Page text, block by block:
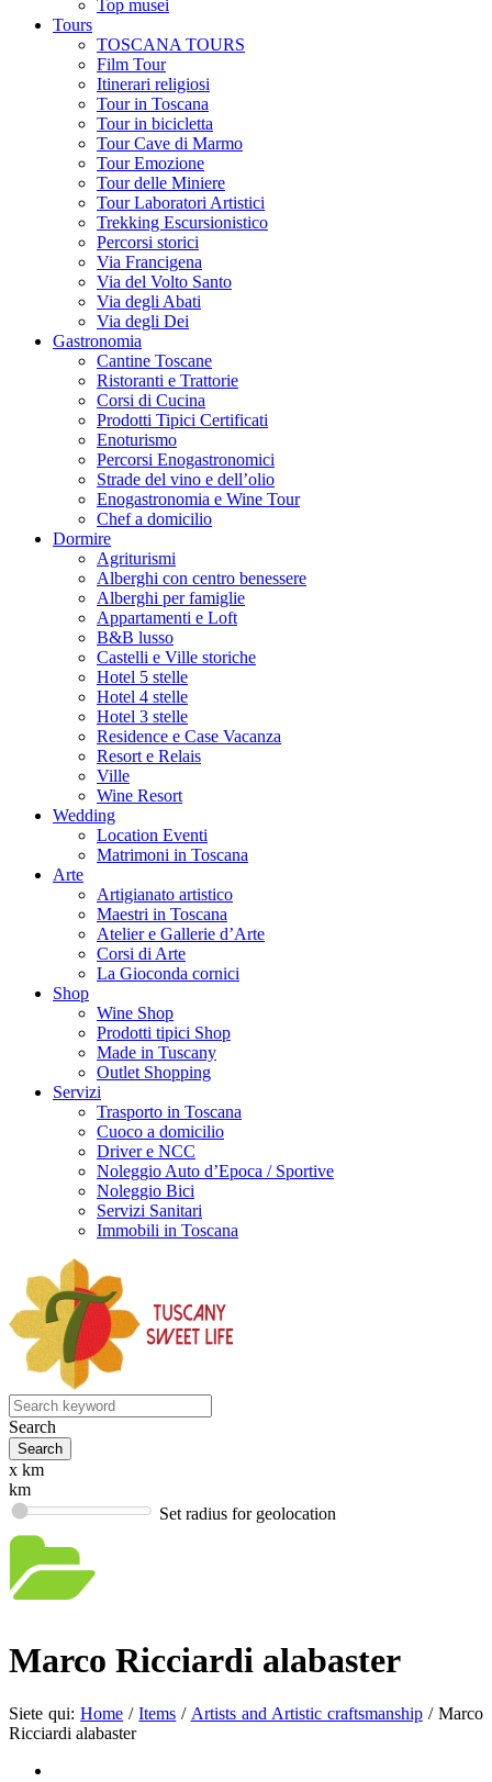
Top musei
Tours
TOSCANA TOURS
Film Tour
Itinerari religiosi
Tour in Toscana
Tour in bicicletta
Tour Cave di Marmo
Tour Emozione
Tour delle Miniere
Tour Laboratori Artistici
Trekking Escursionistico
Percorsi storici
Via Francigena
Via del Volto Santo
Via degli Abati
Via degli Dei
Gastronomia
Cantine Toscane
Ristoranti e Trattorie
Corsi di Cucina
Prodotti Tipici Certificati
Enoturismo
Percorsi Enogastronomici
Strade del vino e dell’olio
Enogastronomia e Wine Tour
Chef a domicilio
Dormire
Agriturismi
Alberghi con centro benessere
Alberghi per famiglie
Appartamenti e Loft
B&B lusso
Castelli e Ville storiche
Hotel 5 stelle
Hotel 4 stelle
Hotel 3 stelle
Residence e Case Vacanza
Resort e Relais
Ville
Wine Resort
Wedding
Location Eventi
Matrimoni in Toscana
Arte
Artigianato artistico
Maestri in Toscana
Atelier e Gallerie d’Arte
Corsi di Arte
La Gioconda cornici
Shop
Wine Shop
Prodotti tipici Shop
Made in Tuscany
Outlet Shopping
Servizi
Trasporto in Toscana
Cuoco a domicilio
Driver e NCC
Noleggio Auto d’Epoca / Sportive
Noleggio Bici
Servizi Sanitari
Immobili in Toscana
Search
x km
km
Set radius for geolocation
Marco Ricciardi alabaster
Siete qui: Home / Items / Artists and Artistic craftsmanship / Marco
Ricciardi alabaster